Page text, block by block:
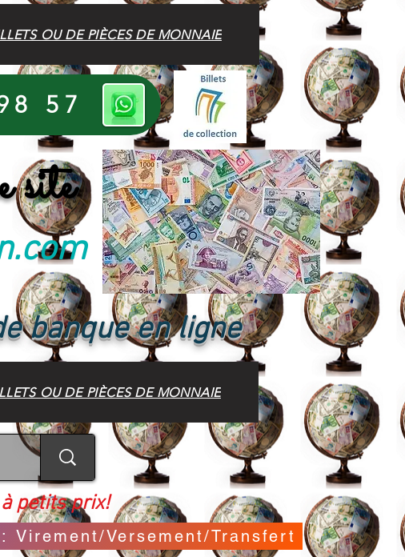
OU DE PIÈCES DE MONNAIE
57
banque en ligne
OU DE PIÈCES DE MONNAIE
petits prix!
Versement/Transfert